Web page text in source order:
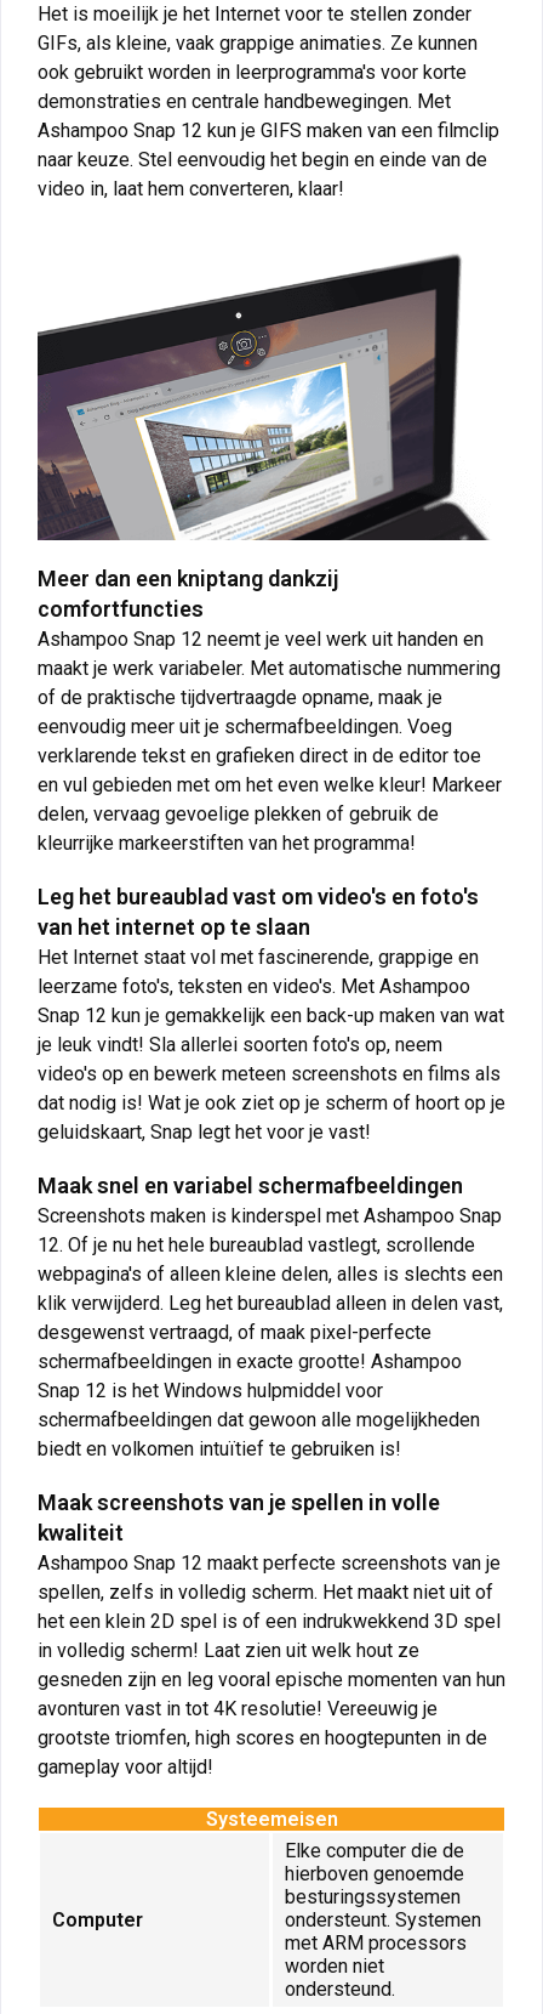
Het is moeilijk je het Internet voor te stellen zonder
GIFs, als kleine, vaak grappige animaties. Ze kunnen
ook gebruikt worden in leerprogramma's voor korte
demonstraties en centrale handbewegingen. Met
Ashampoo Snap 12 kun je GIFS maken van een filmclip
naar keuze. Stel eenvoudig het begin en einde van de
video in, laat hem converteren, klaar!
Meer dan een kniptang dankzij
comfortfuncties
Ashampoo Snap 12 neemt je veel werk uit handen en
maakt je werk variabeler. Met automatische nummering
of de praktische tijdvertraagde opname, maak je
eenvoudig meer uit je schermafbeeldingen. Voeg
verklarende tekst en grafieken direct in de editor toe
en vul gebieden met om het even welke kleur! Markeer
delen, vervaag gevoelige plekken of gebruik de
kleurrijke markeerstiften van het programma!
Leg het bureaublad vast om video's en foto's
van het internet op te slaan
Het Internet staat vol met fascinerende, grappige en
leerzame foto's, teksten en video's. Met Ashampoo
Snap 12 kun je gemakkelijk een back-up maken van wat
je leuk vindt! Sla allerlei soorten foto's op, neem
video's op en bewerk meteen screenshots en films als
dat nodig is! Wat je ook ziet op je scherm of hoort op je
geluidskaart, Snap legt het voor je vast!
Maak snel en variabel schermafbeeldingen
Screenshots maken is kinderspel met Ashampoo Snap
12. Of je nu het hele bureaublad vastlegt, scrollende
webpagina's of alleen kleine delen, alles is slechts een
klik verwijderd. Leg het bureaublad alleen in delen vast,
desgewenst vertraagd, of maak pixel-perfecte
schermafbeeldingen in exacte grootte! Ashampoo
Snap 12 is het Windows hulpmiddel voor
schermafbeeldingen dat gewoon alle mogelijkheden
biedt en volkomen intuïtief te gebruiken is!
Maak screenshots van je spellen in volle
kwaliteit
Ashampoo Snap 12 maakt perfecte screenshots van je
spellen, zelfs in volledig scherm. Het maakt niet uit of
het een klein 2D spel is of een indrukwekkend 3D spel
in volledig scherm! Laat zien uit welk hout ze
gesneden zijn en leg vooral epische momenten van hun
avonturen vast in tot 4K resolutie! Vereeuwig je
grootste triomfen, high scores en hoogtepunten in de
gameplay voor altijd!
Systeemeisen
Computer
Elke computer die de
hierboven genoemde
besturingssystemen
ondersteunt. Systemen
met ARM processors
worden niet
ondersteund.